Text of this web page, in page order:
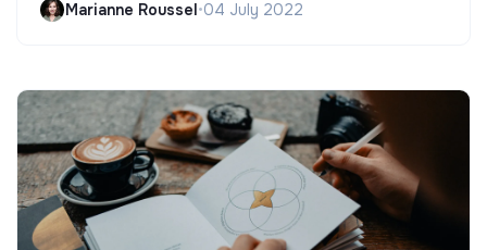
Marianne Roussel•04 July 2022